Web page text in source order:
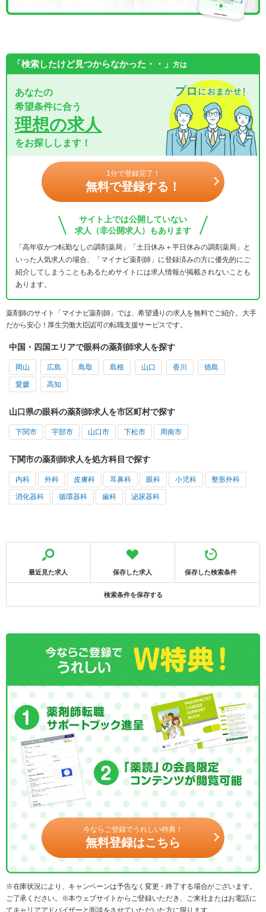
「検索したけど見つからなかった・・」 方は
あなたの
希望条件に合う
理想の求人
をお探しします！
1分で登録完了！
無料で登録する！
サイト上では公開していない
求人（非公開求人）もあります
「高年収かつ転勤なしの調剤薬局」「土日休み＋平日休みの調剤薬局」と
いった人気求人の場合、「マイナビ薬剤師」に登録済みの方に優先的にご
紹介してしまうこともあるためサイトには求人情報が掲載されないことも
あります。
薬剤師のサイト「マイナビ薬剤師」では、希望通りの求人を無料でご紹介。大手
だから安心！厚生労働大臣認可の転職支援サービスです。
中国・四国エリアで眼科の薬剤師求人を探す
岡山 広島 鳥取 島根 山口 香川 徳島
愛媛 高知
山口県の眼科の薬剤師求人を市区町村で探す
下関市 宇部市 山口市 下松市 周南市
下関市の薬剤師求人を処方科目で探す
内科 外科 皮膚科 耳鼻科 眼科 小児科 整形外科
消化器科 循環器科 歯科 泌尿器科
最近見た求人 保存した求人 保存した検索条件
検索条件を保存する
今ならご登録でうれしい特典！
無料登録はこちら
※在庫状況により、キャンペーンは予告なく変更・終了する場合がございます。
ご了承ください。※本ウェブサイトからご登録いただき、ご来社またはお電話に